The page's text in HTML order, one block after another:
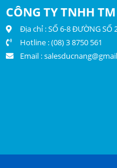
CÔNG TY TNHH
Địa chỉ : SỐ 6-8 ĐƯỜNG SỐ
Hotline : (08) 3 8750 561
Email :